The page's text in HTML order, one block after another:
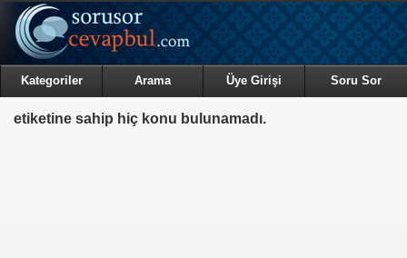
Kategoriler Arama Üye Girişi Soru Sor
etiketine sahip hiç konu bulunamadı.